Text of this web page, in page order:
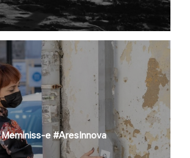
Meminiss-e #AresInnova